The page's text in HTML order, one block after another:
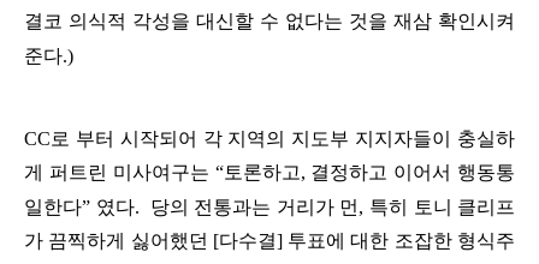
결코 의식적 각성을 대신할 수 없다는 것을 재삼 확인시켜
준다.)
CC로 부터 시작되어 각 지역의 지도부 지지자들이
충실하
게
퍼트린 미사여구는 “토론하고, 결정하고 이어서 행동통
일한다” 였다. 당의 전통과는 거리가 먼, 특히 토니 클리프
가 끔찍하게 싫어했던 [다수결] 투표에 대한 조잡한 형식주